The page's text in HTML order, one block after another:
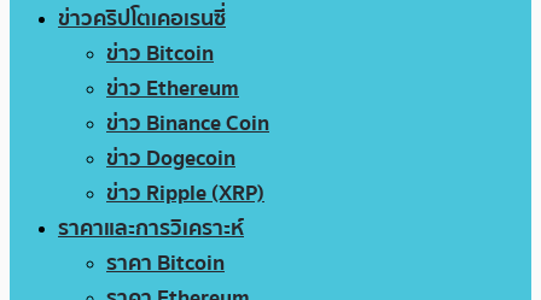
ข่าวคริปโตเคอเรนซี่
ข่าว Bitcoin
ข่าว Ethereum
ข่าว Binance Coin
ข่าว Dogecoin
ข่าว Ripple (XRP)
ราคาและการวิเคราะห์
ราคา Bitcoin